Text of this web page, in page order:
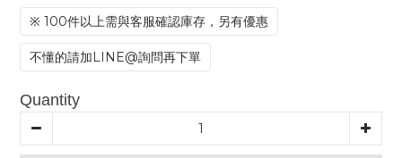
※ 100件以上需與客服確認庫存，另有優惠
不懂的請加LINE@詢問再下單
Quantity